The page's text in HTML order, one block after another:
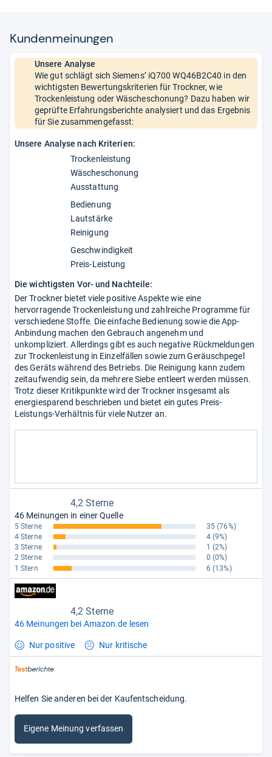
Kun­den­mei­nun­gen
Unsere Analyse
Wie gut schlägt sich Siemens’ iQ700 WQ46B2C40 in den
wichtigsten Bewertungskriterien für Trockner, wie
Trockenleistung oder Wäscheschonung? Dazu haben wir
geprüfte Erfahrungsberichte analysiert und das Ergebnis
für Sie zusammengefasst:
Unsere Analyse nach Kriterien:
Trockenleistung
Wäscheschonung
Ausstattung
Bedienung
Lautstärke
Reinigung
Geschwindigkeit
Preis-Leistung
Die wichtigsten Vor- und Nachteile:
Der Trockner bietet viele positive Aspekte wie eine
hervorragende Trockenleistung und zahlreiche Programme für
verschiedene Stoffe. Die einfache Bedienung sowie die App-
Anbindung machen den Gebrauch angenehm und
unkompliziert. Allerdings gibt es auch negative Rückmeldungen
zur Trockenleistung in Einzelfällen sowie zum Geräuschpegel
des Geräts während des Betriebs. Die Reinigung kann zudem
zeitaufwendig sein, da mehrere Siebe entleert werden müssen.
Trotz dieser Kritikpunkte wird der Trockner insgesamt als
energiesparend beschrieben und bietet ein gutes Preis-
Leistungs-Verhältnis für viele Nutzer an.
4,2 Sterne
46 Meinungen in einer Quelle
5 Sterne 35 (76%)
4 Sterne
4 (9%)
3 Sterne
1 (2%)
2 Sterne
0 (0%)
1 Stern
6 (13%)
4,2 Sterne
46 Meinungen bei Amazon.de lesen
Nur positive Nur kritische
Helfen Sie anderen bei der Kaufentscheidung.
Eigene Meinung verfassen